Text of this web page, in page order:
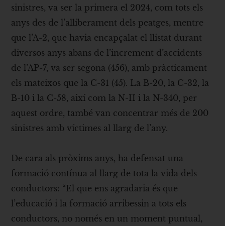
sinistres, va ser la primera el 2024, com tots els
anys des de l’alliberament dels peatges, mentre
que l’A-2, que havia encapçalat el llistat durant
diversos anys abans de l’increment d’accidents
de l’AP-7, va ser segona (456), amb pràcticament
els mateixos que la C-31 (45). La B-20, la C-32, la
B-10 i la C-58, així com la N-II i la N-340, per
aquest ordre, també van concentrar més de 200
sinistres amb víctimes al llarg de l’any.
De cara als pròxims anys, ha defensat una
formació contínua al llarg de tota la vida dels
conductors: “El que ens agradaria és que
l’educació i la formació arribessin a tots els
conductors, no només en un moment puntual,